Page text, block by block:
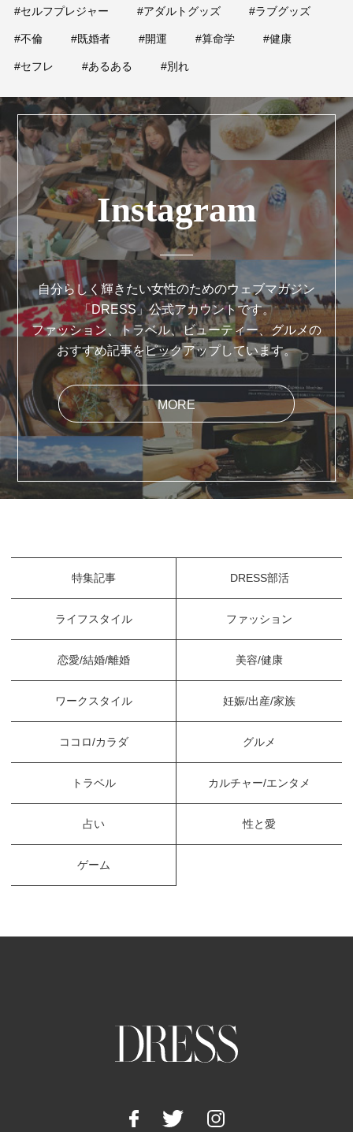
#セルフプレジャー #アダルトグッズ #ラブグッズ
#不倫 #既婚者 #開運 #算命学 #健康
#セフレ #あるある #別れ
Instagram
自分らしく輝きたい女性のためのウェブマガジン
「DRESS」公式アカウントです。
ファッション、トラベル、ビューティー、グルメの
おすすめ記事をピックアップしています。
MORE
特集記事 DRESS部活
ライフスタイル ファッション
恋愛/結婚/離婚 美容/健康
ワークスタイル 妊娠/出産/家族
ココロ/カラダ グルメ
トラベル カルチャー/エンタメ
占い 性と愛
ゲーム